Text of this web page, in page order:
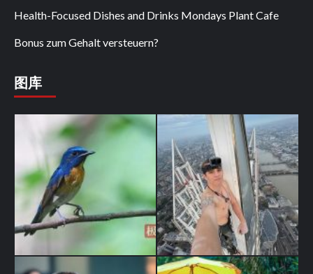
Health-Focused Dishes and Drinks Mondays Plant Cafe
Bonus zum Gehalt versteuern?
图库